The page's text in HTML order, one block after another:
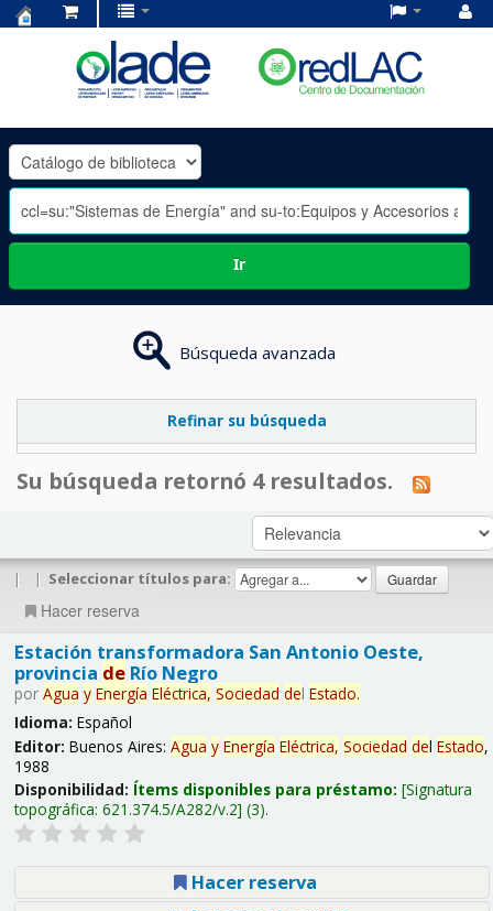
OLADE
-
Ir
Búsqueda avanzada
Refinar su búsqueda
Su búsqueda retornó 4 resultados.
| | Seleccionar títulos para:
Hacer reserva
Estación transformadora San Antonio Oeste,
provincia deRío Negro
por Agua y Energía Eléctrica, Sociedad del Estado.
Idioma: Español
Editor: Buenos Aires: Agua y Energía Eléctrica, Sociedad del Estado,
1988
Disponibilidad: Ítems disponibles para préstamo: Signatura
topográfica: 621.374.5/A282/v.2 (3).
Hacer reserva